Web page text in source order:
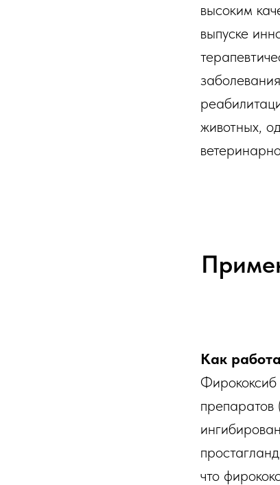
высоким
выпуске
животных,
Как
Фирококсиб
что